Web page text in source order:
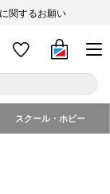
関するお願い
スクール・ホビー